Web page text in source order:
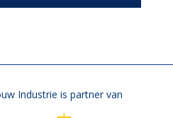
Industrie is partner van